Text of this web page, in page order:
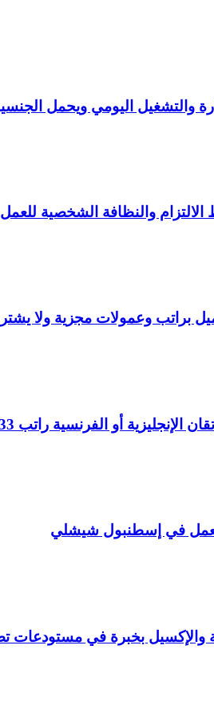
اليومي ويحمل
والنظافة الشخصية
براتب وعمولات مجزية ولا
33 ألف وعمولات تصل لـ 200 ألف للعمل في إسطنبول
في إسطنبول شيشلي
والإكسيل بخبرة في مستودعات